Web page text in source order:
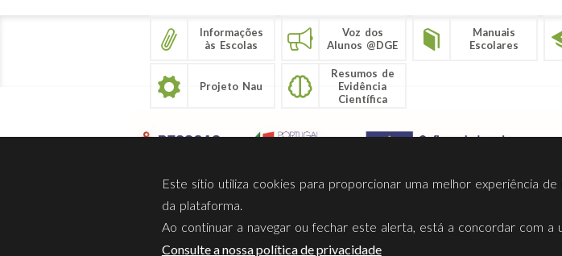
Informações
às Escolas
Voz dos
Alunos @DGE
Manuais
Escolares
Projeto Nau
Resumos de
Evidência
Científica
Sobre Nós Privacidade Termos Utilização Contactos
Este sítio utiliza cookies para proporcionar uma melhor experiência de
da plataforma.
Ao continuar a navegar ou fechar este alerta, está a concordar com a
Consulte a nossa política de privacidade